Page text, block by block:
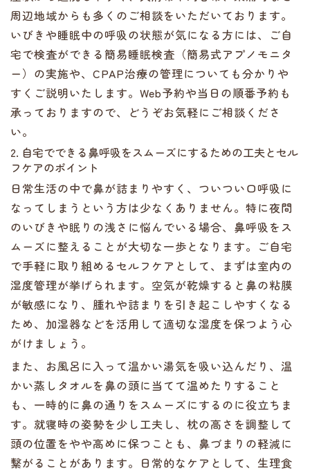
周辺地域からも多くのご相談をいただいております。
いびきや睡眠中の呼吸の状態が気になる方には、ご自
宅で検査ができる簡易睡眠検査（簡易式アプノモニタ
ー）の実施や、CPAP治療の管理についても分かりや
すくご説明いたします。Web予約や当日の順番予約も
承っておりますので、どうぞお気軽にご相談くださ
い。
2. 自宅でできる鼻呼吸をスムーズにするための工夫とセル
フケアのポイント
日常生活の中で鼻が詰まりやすく、ついつい口呼吸に
なってしまうという方は少なくありません。特に夜間
のいびきや眠りの浅さに悩んでいる場合、鼻呼吸をス
ムーズに整えることが大切な一歩となります。ご自宅
で手軽に取り組めるセルフケアとして、まずは室内の
湿度管理が挙げられます。空気が乾燥すると鼻の粘膜
が敏感になり、腫れや詰まりを引き起こしやすくなる
ため、加湿器などを活用して適切な湿度を保つよう心
がけましょう。
また、お風呂に入って温かい湯気を吸い込んだり、温
かい蒸しタオルを鼻の頭に当てて温めたりすること
も、一時的に鼻の通りをスムーズにするのに役立ちま
す。就寝時の姿勢を少し工夫し、枕の高さを調整して
頭の位置をやや高めに保つことも、鼻づまりの軽減に
繋がることがあります。日常的なケアとして、生理食